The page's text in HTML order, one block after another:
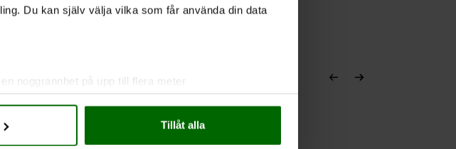
Du kan själv välja vilka som får använda din data
noggrannhet på upp till flera meter
kännetecken (fingeravtryck)
detaljsektionen
Tillåt alla